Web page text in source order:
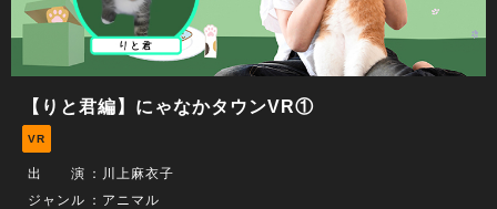
【りと君編】にゃなかタウンVR①
VR
出 演 ： 川上麻衣子
ジャンル ：アニマル